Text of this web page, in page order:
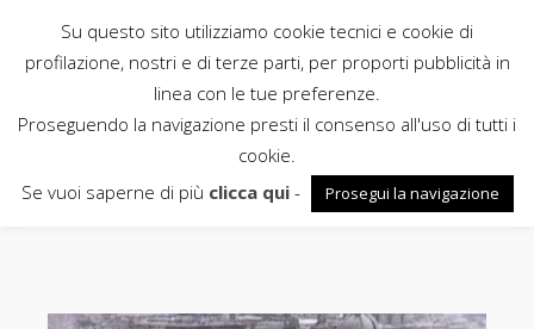
Rubbettino
Tullio Kezich
Su questo sito utilizziamo cookie tecnici e cookie di
profilazione, nostri e di terze parti, per proporti pubblicità in
linea con le tue preferenze.
Proseguendo la navigazione presti il consenso all'uso di tutti i
cookie.
Se vuoi saperne di più clicca qui- Prosegui la navigazione